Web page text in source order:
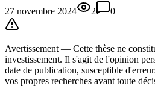
27 novembre 2024
2 0
Avertissement — Cette thèse ne
investissement. Il s'agit de l'opinion
date de publication, susceptible
vos propres recherches avant toute